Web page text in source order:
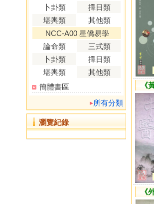
卜卦類
擇日類
堪輿類
其他類
NCC-A00 星僑易學
論命類
三式類
卜卦類
擇日類
堪輿類
其他類
簡體書區
所有分類
瀏覽紀錄
《
《